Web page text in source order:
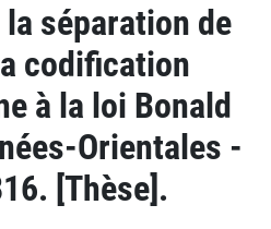
séparation de
codification
à la loi Bonald
Orientales -
[Thèse].